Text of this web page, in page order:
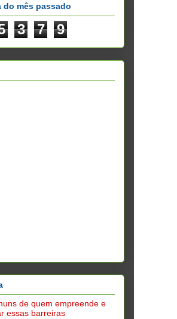
do mês passado
3 7 9
de quem empreende e
essas barreiras